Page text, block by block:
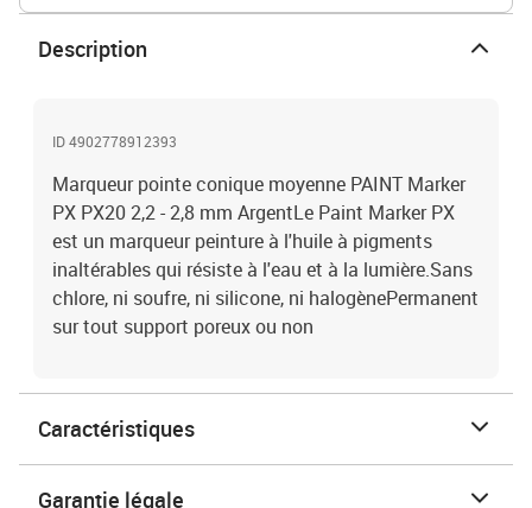
Description
ID 4902778912393
Marqueur pointe conique moyenne PAINT Marker
PX PX20 2,2 - 2,8 mm ArgentLe Paint Marker PX
est un marqueur peinture à l'huile à pigments
inaltérables qui résiste à l'eau et à la lumière.Sans
chlore, ni soufre, ni silicone, ni halogènePermanent
sur tout support poreux ou non
Caractéristiques
Garantie légale